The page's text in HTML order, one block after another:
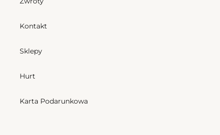
Kontakt
Sklepy
Hurt
Karta Podarunkowa